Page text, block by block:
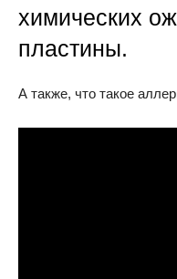
химических
пластины.
А также, что такое